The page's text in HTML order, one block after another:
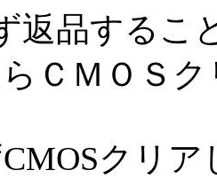
返品するこ
ＣＭＯＳ
クリ